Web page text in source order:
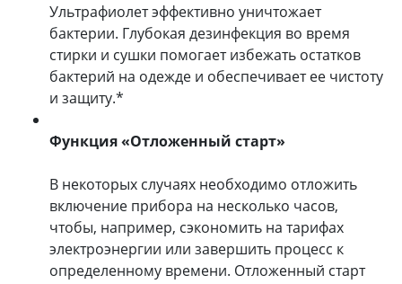
Ультрафиолет эффективно уничтожает
бактерии. Глубокая дезинфекция во время
стирки и сушки помогает избежать остатков
бактерий на одежде и обеспечивает ее чистоту
и защиту.*
Функция «Отложенный старт»
В некоторых случаях необходимо отложить
включение прибора на несколько часов,
чтобы, например, сэкономить на тарифах
электроэнергии или завершить процесс к
определенному времени. Отложенный старт